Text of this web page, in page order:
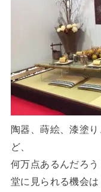
陶器、蒔絵、漆塗
ど、
何万点あるんだろ
堂に見られる機会